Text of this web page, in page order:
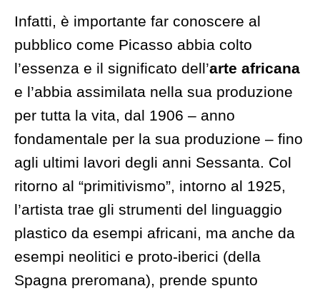
Infatti, è importante far conoscere al
pubblico come Picasso abbia colto
l’essenza e il significato dell’arte africana
e l’abbia assimilata nella sua produzione
per tutta la vita, dal 1906 – anno
fondamentale per la sua produzione – fino
agli ultimi lavori degli anni Sessanta. Col
ritorno al “primitivismo”, intorno al 1925,
l’artista trae gli strumenti del linguaggio
plastico da esempi africani, ma anche da
esempi neolitici e proto-iberici (della
Spagna preromana), prende spunto